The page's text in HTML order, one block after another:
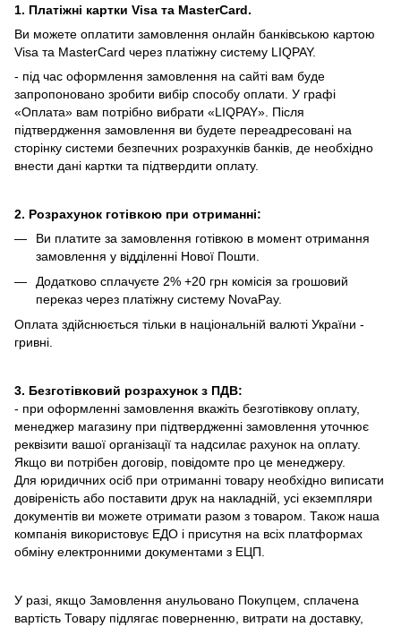
1. Платіжні картки Visa та MasterCard.
Ви можете оплатити замовлення онлайн банківською картою
Visa та MasterCard через платіжну систему LIQPAY.
- під час оформлення замовлення на сайті вам буде
запропоновано зробити вибір способу оплати. У графі
«Оплата» вам потрібно вибрати «LIQPAY». Після
підтвердження замовлення ви будете переадресовані на
сторінку системи безпечних розрахунків банків, де необхідно
внести дані картки та підтвердити оплату.
2. Розрахунок готівкою при отриманні:
Ви платите за замовлення готівкою в момент отримання
замовлення у відділенні Нової Пошти.
Додатково сплачуєте 2% +20 грн комісія за грошовий
переказ через платіжну систему NovaPay.
Оплата здійснюється тільки в національній валюті України -
гривні.
3. Безготівковий розрахунок з ПДВ:
- при оформленні замовлення вкажіть безготівкову оплату,
менеджер магазину при підтвердженні замовлення уточнює
реквізити вашої організації та надсилає рахунок на оплату.
Якщо ви потрібен договір, повідомте про це менеджеру.
Для юридичних осіб при отриманні товару необхідно виписати
довіреність або поставити друк на накладній, усі екземпляри
документів ви можете отримати разом з товаром. Також наша
компанія використовує ЕДО і присутня на всіх платформах
обміну електронними документами з ЕЦП.
У разі, якщо Замовлення анульовано Покупцем, сплачена
вартість Товару підлягає поверненню, витрати на доставку,